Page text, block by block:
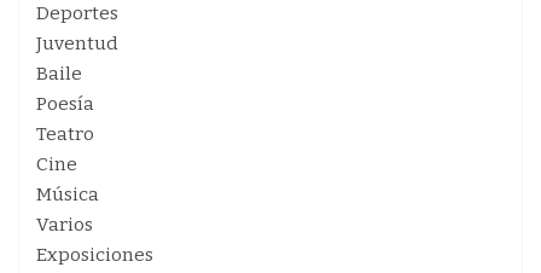
Deportes
Juventud
Baile
Poesía
Teatro
Cine
Música
Varios
Exposiciones